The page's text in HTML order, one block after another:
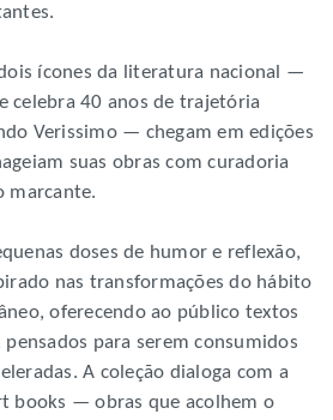
ícones da literatura nacional —
celebra 40 anos de trajetória
Verissimo — chegam em edições
suas obras com curadoria
marcante.
doses de humor e reflexão,
nas transformações do hábito
oferecendo ao público textos
para serem consumidos
A coleção dialoga com a
books — obras que acolhem o